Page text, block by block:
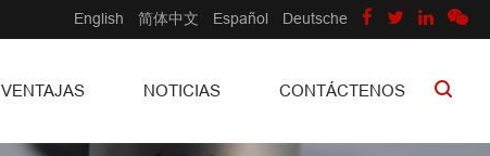
English 简体中文 Español Deutsche
VENTAJAS NOTICIAS CONTÁCTENOS